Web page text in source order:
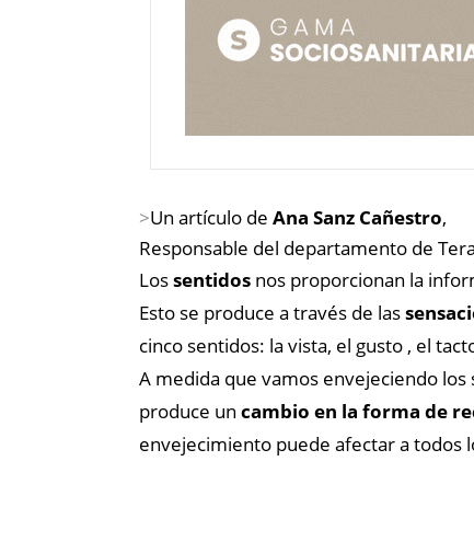
>Un artículo de Ana Sanz Cañestro,
Responsable del departamento de
Lossentidos nos proporcionan la
Esto se produce a través de las
cinco sentidos: la vista, el gusto , el
A medida que vamos envejeciendo
produce un cambio en la forma de
envejecimiento puede afectar a todos